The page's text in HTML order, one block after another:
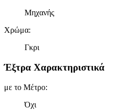
Μηχανής
Χρώμα:
Γκρι
Έξτρα Χαρακτηριστικά
με το Μέτρο:
Όχι